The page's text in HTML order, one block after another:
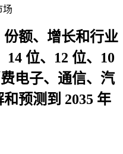
场
额、增长和行业
14 位、12 位、10
电子、通信、汽
预测到 2035 年